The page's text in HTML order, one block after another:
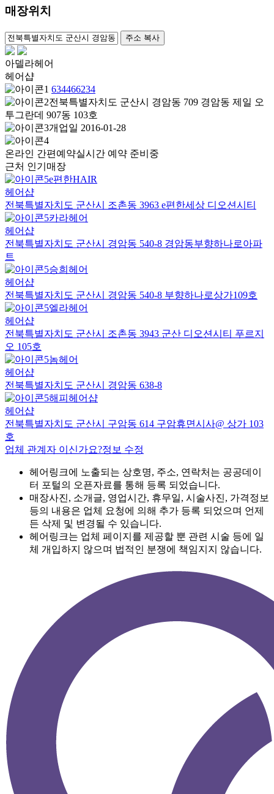
매장위치
주소 복사
아델라헤어
헤어샵
634466234
전북특별자치도 군산시 경암동 709 경암동 제일 오
투그란데 907동 103호
개업일 2016-01-28
온라인 간편예약실시간 예약 준비중
근처 인기매장
e편한HAIR
헤어샵
전북특별자치도 군산시 조촌동 3963 e편한세상 디오션시티
카라헤어
헤어샵
전북특별자치도 군산시 경암동 540-8 경암동부향하나로아파
트
승희헤어
헤어샵
전북특별자치도 군산시 경암동 540-8 부향하나로상가109호
엘라헤어
헤어샵
전북특별자치도 군산시 조촌동 3943 군산 디오션시티 푸르지
오 105호
놈헤어
헤어샵
전북특별자치도 군산시 경암동 638-8
해피헤어샵
헤어샵
전북특별자치도 군산시 구암동 614 구암휴면시사@ 상가 103
호
업체 관계자 이신가요?정보 수정
헤어링크에 노출되는 상호명, 주소, 연락처는 공공데이
터 포털의 오픈자료를 통해 등록 되었습니다.
매장사진, 소개글, 영업시간, 휴무일, 시술사진, 가격정보
등의 내용은 업체 요청에 의해 추가 등록 되었으며 언제
든 삭제 및 변경될 수 있습니다.
헤어링크는 업체 페이지를 제공할 뿐 관련 시술 등에 일
체 개입하지 않으며 법적인 분쟁에 책임지지 않습니다.